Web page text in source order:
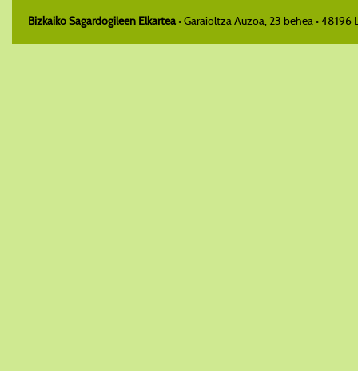
Bizkaiko Sagardogileen Elkartea• Garaioltza Auzoa, 23 behea •